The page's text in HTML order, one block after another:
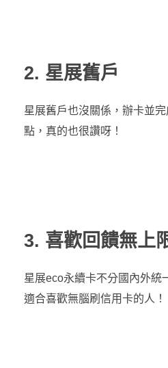
2. 星展舊戶
星展舊戶也沒關係，辦卡並
點，真的也很讚呀！
3. 喜歡回饋無上
星展eco永續卡不分國內外統
適合喜歡無腦刷信用卡的人！